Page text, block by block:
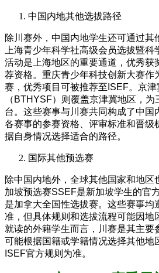
中国内地其他选拔路径
除川赛外，中国内地学生还可通过其
上海青少年科学社高级会员选拔暨
活动是上海地区的重要通道，优秀获
荐资格。重庆青少年科技创新大赛作
赛，优秀项目可被推荐至ISEF。京
（BTHYSF）则覆盖京津冀地区，
台。这些赛事与川赛共同构成了中国
各赛事的参赛资格、评审标准和晋级
据自身情况选择适合的路径。
国际其他预选赛
除中国内地外，全球其他国家和地区
加坡预选赛SSEF是新加坡学生的官
是加拿大全国性选拔赛。这些赛事均
准，但具体规则和选拔流程可能因地
就读的外籍学生而言，川赛是其主要
可能根据国籍或学籍情况选择其他地
ISEF官方规则为准。